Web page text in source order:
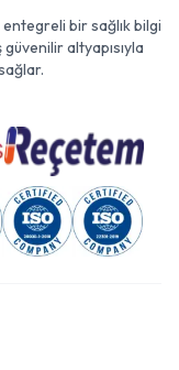
entegreli bir sağlık bilgi
altyapısıyla